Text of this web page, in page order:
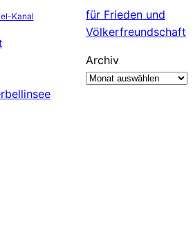
Kanal
für Frieden und
Völkerfreundschaft
Archiv